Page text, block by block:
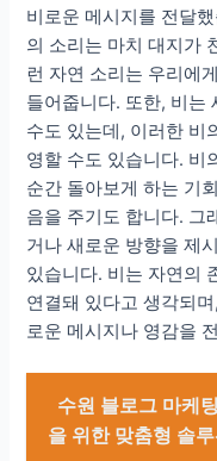
비로운 메시지를 전달
의 소리는 마치 대지가
런 자연 소리는 우리에
들어줍니다. 또한, 비는
수도 있는데, 이러한 비
영할 수도 있습니다. 비
순간 돌아보게 하는 기
음을 주기도 합니다. 그
거나 새로운 방향을 제
있습니다. 비는 자연의
연결돼 있다고 생각되
로운 메시지나 영감을
수원 블로그 마케
을 위한 맞춤형 솔루